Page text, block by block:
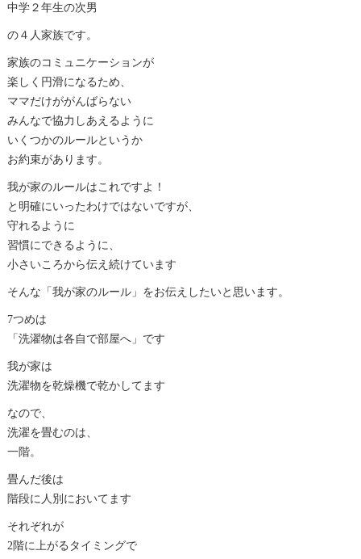
中学２年生の次男
の４人家族です。
家族のコミュニケーションが
楽しく円滑になるため、
ママだけががんばらない
みんなで協力しあえるように
いくつかのルールというか
お約束があります。
我が家のルールはこれですよ！
と明確にいったわけではないですが、
守れるように
習慣にできるように、
小さいころから伝え続けています
そんな「我が家のルール」をお伝えしたいと思います。
7つめは
「洗濯物は各自で部屋へ」です
我が家は
洗濯物を乾燥機で乾かしてます
なので、
洗濯を畳むのは、
一階。
畳んだ後は
階段に人別においてます
それぞれが
2階に上がるタイミングで